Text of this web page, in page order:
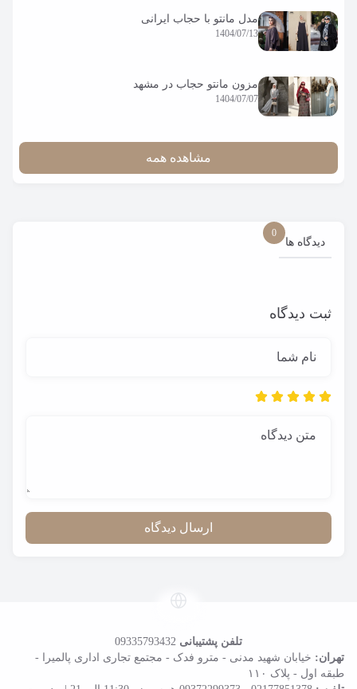
مدل مانتو با حجاب ایرانی
1404/07/13
مزون مانتو حجاب در مشهد
1404/07/07
مشاهده همه
دیدگاه ها
0
ثبت دیدگاه
نام شما
متن دیدگاه
ارسال دیدگاه
تلفن پشتیبانی 09335793432
تهران: خیابان شهید مدنی - مترو فدک - مجتمع تجاری اداری پالمیرا -
طبقه اول - پلاک ۱۱۰